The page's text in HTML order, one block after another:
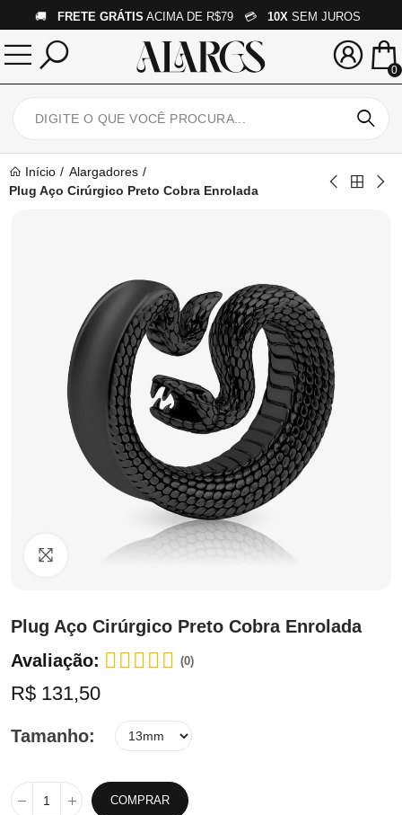
🚚 FRETE GRÁTIS ACIMA DE R$79 💳 10X SEM JUROS
0
Início
Alargadores
Plug Aço Cirúrgico Preto Cobra Enrolada
Clique para ampliar
Plug Aço Cirúrgico Preto Cobra Enrolada
Avaliação:
(0)
R$ 131,50
Tamanho
COMPRAR